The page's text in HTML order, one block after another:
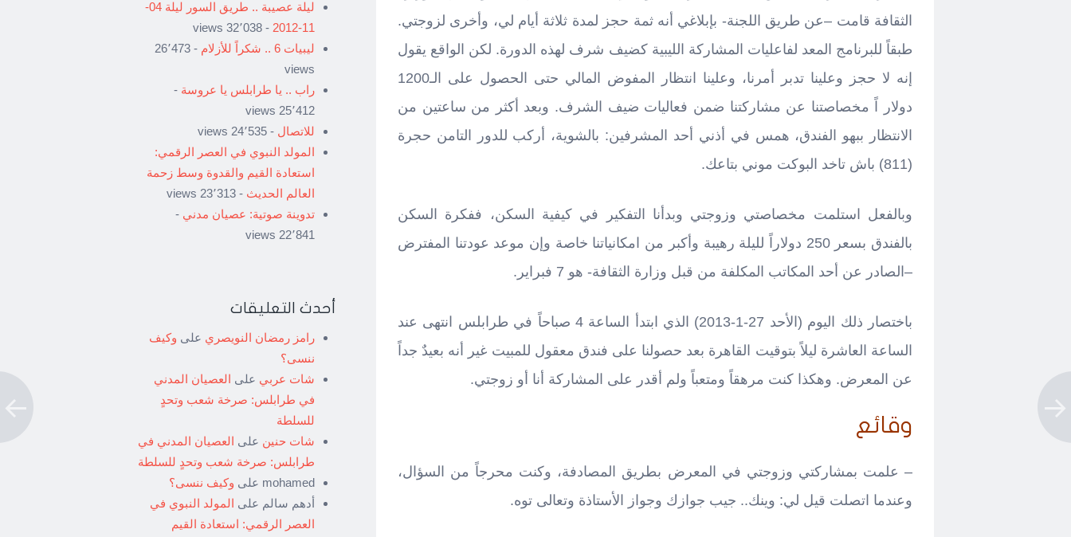
الثقافة قامت –عن طريق اللجنة- بإبلاغي أنه ثمة حجز لمدة ثلاثة أيام لي، وأخرى لزوجتي.
طبقاً للبرنامج المعد لفاعليات المشاركة الليبية كضيف شرف لهذه الدورة. لكن الواقع يقول
إنه لا حجز وعلينا تدبر أمرنا، وعلينا انتظار المفوض المالي حتى الحصول على الـ1200
دولار اً مخصاصتنا عن مشاركتنا ضمن فعاليات ضيف الشرف. وبعد أكثر من ساعتين من
الانتظار ببهو الفندق، همس في أذني أحد المشرفين: بالشوية، أركب للدور التامن حجرة
(811) باش تاخد البوكت موني بتاعك.
وبالفعل استلمت مخصاصتي وزوجتي وبدأنا التفكير في كيفية السكن، ففكرة السكن
بالفندق بسعر 250 دولاراً لليلة رهيبة وأكبر من امكانياتنا خاصة وإن موعد عودتنا المفترض
–الصادر عن أحد المكاتب المكلفة من قبل وزارة الثقافة- هو 7 فبراير.
باختصار ذلك اليوم (الأحد 27-1-2013) الذي ابتدأ الساعة 4 صباحاً في طرابلس انتهى عند
الساعة العاشرة ليلاً بتوقيت القاهرة بعد حصولنا على فندق معقول للمبيت غير أنه بعيدٌ جداً
عن المعرض. وهكذا كنت مرهقاً ومتعباً ولم أقدر على المشاركة أنا أو زوجتي.
وقائع
– علمت بمشاركتي وزوجتي في المعرض بطريق المصادفة، وكنت محرجاً من السؤال،
وعندما اتصلت قيل لي: وينك.. جيب جوازك وجواز الأستاذة وتعالى توه.
ليلة عصيبة .. طريق السور ليلة 04-
11-2012
- 32٬038 views
ليبيات 6 .. شكراً للأزلام
- 26٬473
views
راب .. يا طرابلس يا عروسة -
25٬412 views
للاتصال - 24٬535 views
المولد النبوي في العصر الرقمي:
استعادة القيم والقدوة وسط زحمة
العالم الحديث - 23٬313 views
تدوينة صوتية: عصيان مدني -
22٬841 views
أحدث التعليقات
رامز رمضان النويصري على وكيف
ننسى؟
شات عربي على العصيان المدني
في طرابلس: صرخة شعب وتحدٍ
للسلطة
شات حنين على العصيان المدني في
طرابلس: صرخة شعب وتحدٍ للسلطة
mohamed على وكيف ننسى؟
أدهم سالم على المولد النبوي في
العصر الرقمي: استعادة القيم